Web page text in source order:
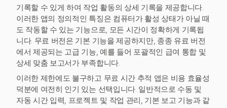
기록할 수 있게 하여 작업 활동의 상세 기록을 제공합니다.
이러한 앱의 정의적인 특징은 컴퓨터가 활성 상태가 아닐 때
도 작동할 수 있는 기능으로, 모든 시간이 정확하게 기록됩
니다. 무료 버전은 기본 기능을 제공하지만, 종종 유료 버전
에서 제공되는 고급 기능, 예를 들어 포괄적인 급여 통합 및
상세 맞춤 보고서가 부족합니다.
이러한 제한에도 불구하고 무료 시간 추적 앱은 비용 효율성
덕분에 여전히 인기 있는 선택입니다. 일반적으로 수동 및
자동 시간 입력, 프로젝트 및 작업 관리, 기본 보고 기능과 같